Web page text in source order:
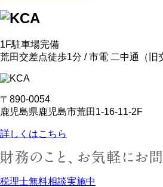
1F駐車場完備
荒田交差点徒歩1分 / 市電 二中通
（旧
〒890-0054
鹿児島県鹿児島市荒田1-16-11-2F
詳しくはこちら
税理士無料相談実施中